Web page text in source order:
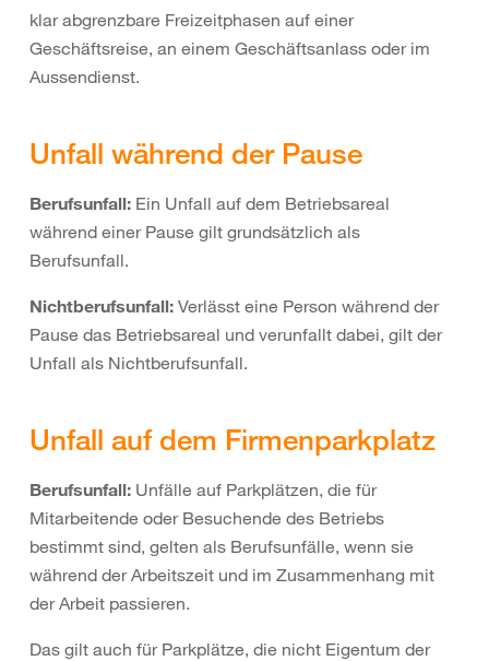
klar abgrenzbare Freizeitphasen auf einer
Geschäftsreise, an einem Geschäftsanlass oder im
Aussendienst.
Unfall während der Pause
Berufsunfall: Ein Unfall auf dem Betriebsareal
während einer Pause gilt grundsätzlich als
Berufsunfall.
Nichtberufsunfall: Verlässt eine Person während der
Pause das Betriebsareal und verunfallt dabei, gilt der
Unfall als Nichtberufsunfall.
Unfall auf dem Firmenparkplatz
Berufsunfall: Unfälle auf Parkplätzen, die für
Mitarbeitende oder Besuchende des Betriebs
bestimmt sind, gelten als Berufsunfälle, wenn sie
während der Arbeitszeit und im Zusammenhang mit
der Arbeit passieren.
Das gilt auch für Parkplätze, die nicht Eigentum der